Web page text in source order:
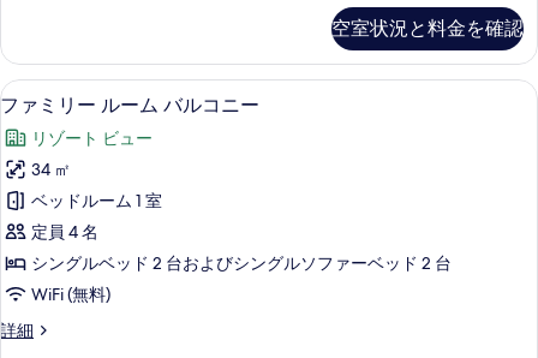
て
の
写
真
を
表
示
す
る
詳
細
ベ
ッ
ド
2
台
バ
ル
コ
ニ
ー
ー
ム
シ
グ
ル
ベ
ッ
ド
2
台
バ
コ
空室状況と料金を確認
フ
ァ
ミ
リ
ー
ル
ー
ム
バ
6
ファミリー ルーム バルコニー
リゾート ビュー
34 ㎡
ベッドルーム 1 室
定員 4 名
シングルベッド 2 台およびシングルソファーベッド 2 台
WiFi (無料)
詳細
フ